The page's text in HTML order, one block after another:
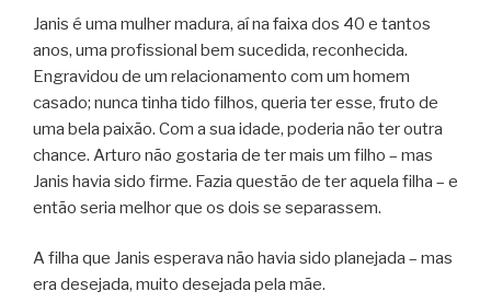
Janis é uma mulher madura, aí na faixa dos 40 e tantos
anos, uma profissional bem sucedida, reconhecida.
Engravidou de um relacionamento com um homem
casado; nunca tinha tido filhos, queria ter esse, fruto de
uma bela paixão. Com a sua idade, poderia não ter outra
chance. Arturo não gostaria de ter mais um filho – mas
Janis havia sido firme. Fazia questão de ter aquela filha – e
então seria melhor que os dois se separassem.
A filha que Janis esperava não havia sido planejada – mas
era desejada, muito desejada pela mãe.